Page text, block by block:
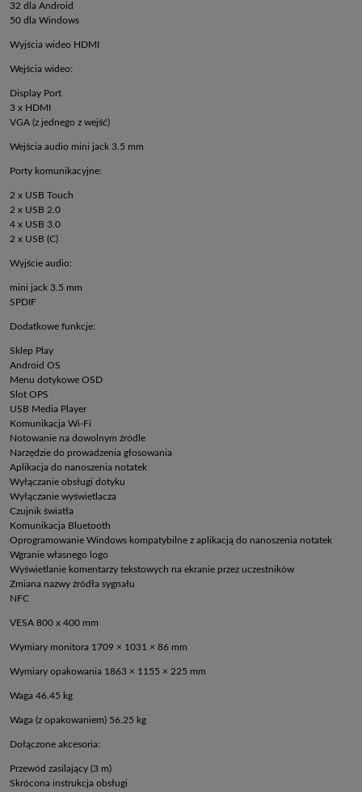
32 dla Android
50 dla Windows
Wyjścia wideo HDMI
Wejścia wideo:
Display Port
3 x HDMI
VGA (z jednego z wejść)
Wejścia audio mini jack 3.5 mm
Porty komunikacyjne:
2 x USB Touch
2 x USB 2.0
4 x USB 3.0
2 x USB (C)
Wyjście audio:
mini jack 3.5 mm
SPDIF
Dodatkowe funkcje:
Sklep Play
Android OS
Menu dotykowe OSD
Slot OPS
USB Media Player
Komunikacja Wi-Fi
Notowanie na dowolnym źródle
Narzędzie do prowadzenia głosowania
Aplikacja do nanoszenia notatek
Wyłączanie obsługi dotyku
Wyłączanie wyświetlacza
Czujnik światła
Komunikacja Bluetooth
Oprogramowanie Windows kompatybilne z aplikacją do nanoszenia notatek
Wgranie własnego logo
Wyświetlanie komentarzy tekstowych na ekranie przez uczestników
Zmiana nazwy źródła sygnału
NFC
VESA 800 x 400 mm
Wymiary monitora 1709 × 1031 × 86 mm
Wymiary opakowania 1863 × 1155 × 225 mm
Waga 46.45 kg
Waga (z opakowaniem) 56.25 kg
Dołączone akcesoria:
Przewód zasilający (3 m)
Skrócona instrukcja obsługi